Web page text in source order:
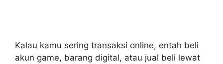
Kalau kamu sering transaksi online, entah beli
akun game, barang digital, atau jual beli lewat